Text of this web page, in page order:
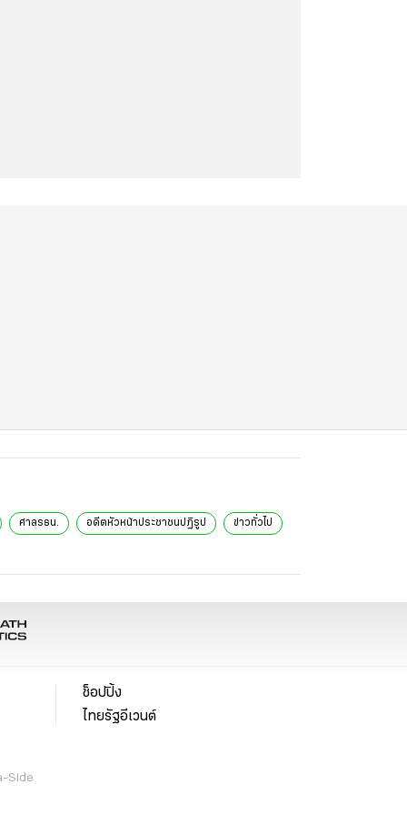
ศาลรธน. อดีตหัวหน้าประชาชนปฏิรูป ข่าวทั่วไป
Side
ช็อปปิ้ง
ไทยรัฐอีเวนต์